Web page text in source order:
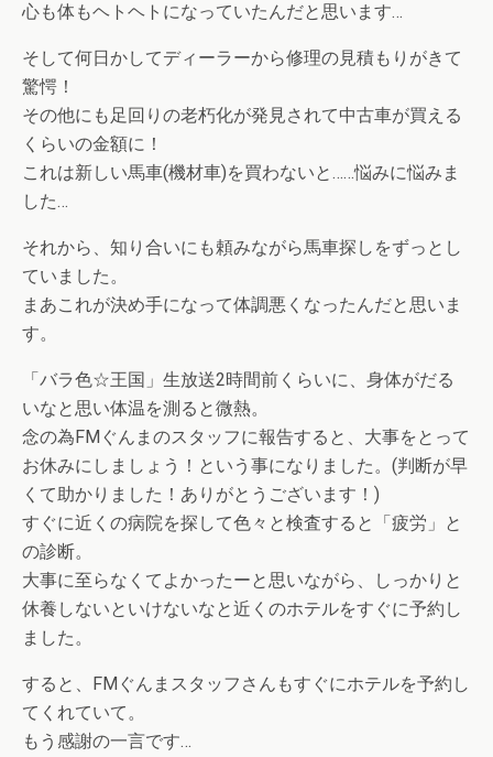
心も体もヘトヘトになっていたんだと思います…
そして何日かしてディーラーから修理の見積もりがきて
驚愕！
その他にも足回りの老朽化が発見されて中古車が買える
くらいの金額に！
これは新しい馬車(機材車)を買わないと……悩みに悩みま
した…
それから、知り合いにも頼みながら馬車探しをずっとし
ていました。
まあこれが決め手になって体調悪くなったんだと思いま
す。
「バラ色☆王国」生放送2時間前くらいに、身体がだる
いなと思い体温を測ると微熱。
念の為FMぐんまのスタッフに報告すると、大事をとって
お休みにしましょう！という事になりました。(判断が早
くて助かりました！ありがとうございます！)
すぐに近くの病院を探して色々と検査すると「疲労」と
の診断。
大事に至らなくてよかったーと思いながら、しっかりと
休養しないといけないなと近くのホテルをすぐに予約し
ました。
すると、FMぐんまスタッフさんもすぐにホテルを予約し
てくれていて。
もう感謝の一言です…